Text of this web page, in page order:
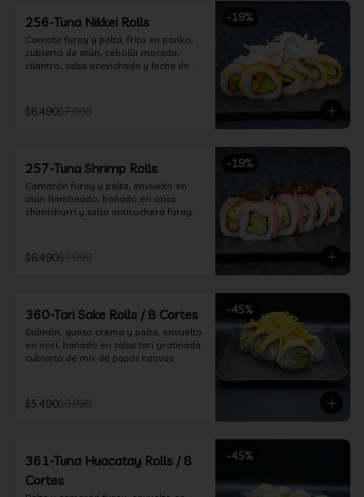
-19%
256-Tuna Nikkei Rolls
Camote furay y palta, frito en panko,
cubierto de atún, cebolla morada,
cilantro, salsa acevichada y leche de
$6.490$7.990
-19%
257-Tuna Shrimp Rolls
Camarón furay y palta, envuelto en
atún flambeado, bañado en salsa
chimichurri y salsa anticuchera furay.
$6.490$7.990
-45%
360-Tari Sake Rolls / 8 Cortes
Salmón, queso crema y palta, envuelto
en nori, bañado en salsa tari gratinada,
cubierto de mix de papas nativas
$5.490$9.990
-45%
361-Tuna Huacatay Rolls / 8
Cortes